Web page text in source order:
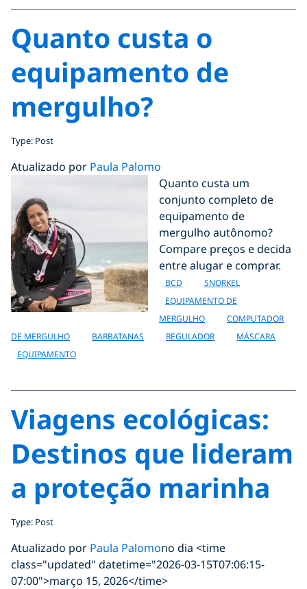
Quanto custa o
equipamento de
mergulho?
Type: Post
Atualizado por Paula Palomo
Quanto custa um
conjunto completo de
equipamento de
mergulho autônomo?
Compare preços e decida
entre alugar e comprar.
BCD
SNORKEL
EQUIPAMENTO DE
MERGULHO
COMPUTADOR
DE MERGULHO
BARBATANAS REGULADOR
MÁSCARA
EQUIPAMENTO
Viagens ecológicas:
Destinos que lideram
a proteção marinha
Type: Post
Atualizado por Paula Palomono dia <time
class="updated" datetime="2026-03-15T07:06:15-
07:00">março 15, 2026</time>